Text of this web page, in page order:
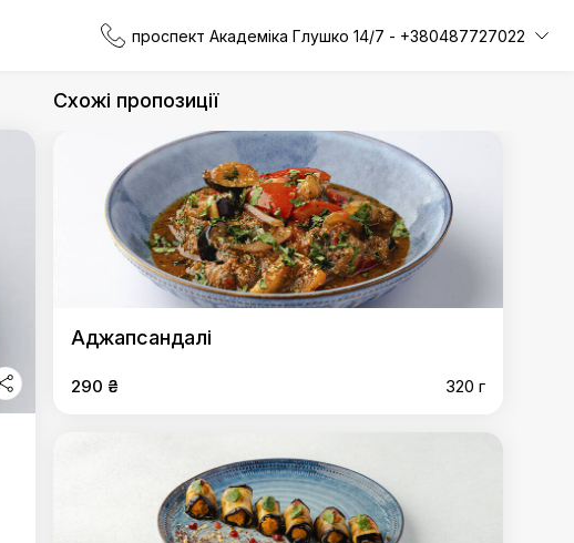
проспект Академіка Глушко 14/7 - +380487727022
Схожі пропозиції
Аджапсандалі
290 ₴ 320 г